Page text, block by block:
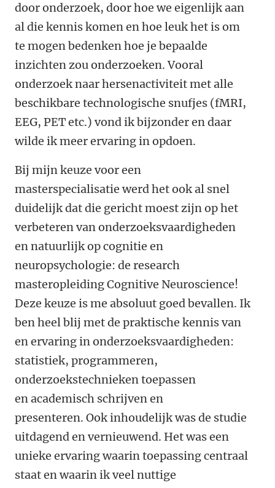
door onderzoek, door hoe we eigenlijk aan
al die kennis komen en hoe leuk het is om
te mogen bedenken hoe je bepaalde
inzichten zou onderzoeken. Vooral
onderzoek naar hersenactiviteit met alle
beschikbare technologische snufjes (fMRI,
EEG, PET etc.) vond ik bijzonder en daar
wilde ik meer ervaring in opdoen.
Bij mijn keuze voor een
masterspecialisatie werd het ook al snel
duidelijk dat die gericht moest zijn op het
verbeteren van onderzoeksvaardigheden
en natuurlijk op cognitie en
neuropsychologie: de research
masteropleiding Cognitive Neuroscience!
Deze keuze is me absoluut goed bevallen. Ik
ben heel blij met de praktische kennis van
en ervaring in onderzoeksvaardigheden:
statistiek, programmeren,
onderzoekstechnieken toepassen
en academisch schrijven en
presenteren. Ook inhoudelijk was de studie
uitdagend en vernieuwend. Het was een
unieke ervaring waarin toepassing centraal
staat en waarin ik veel nuttige